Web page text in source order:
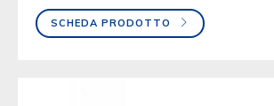
SCHEDA PRODOTTO